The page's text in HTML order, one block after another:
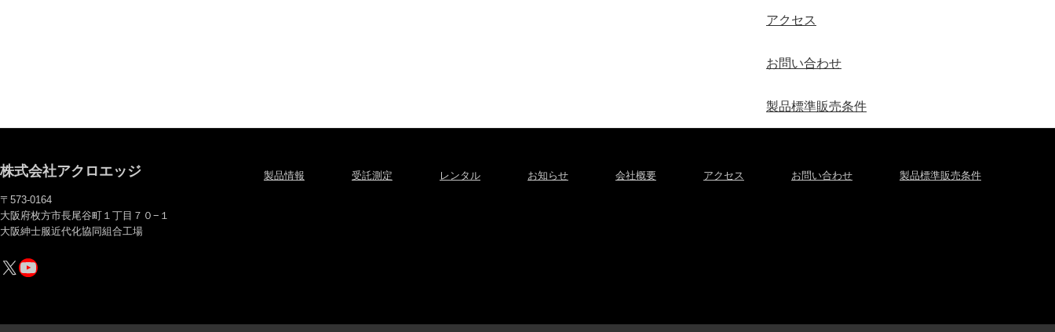
アクセス
お問い合わせ
製品標準販売条件
株式会社アクロエッジ
〒573-0164
大阪府枚方市長尾谷町１丁目７０−１
大阪紳士服近代化協同組合工場
X YouTube
製品情報 受託測定 レンタル お知らせ 会社概要 アクセス お問い合わせ 製品標準販売条件